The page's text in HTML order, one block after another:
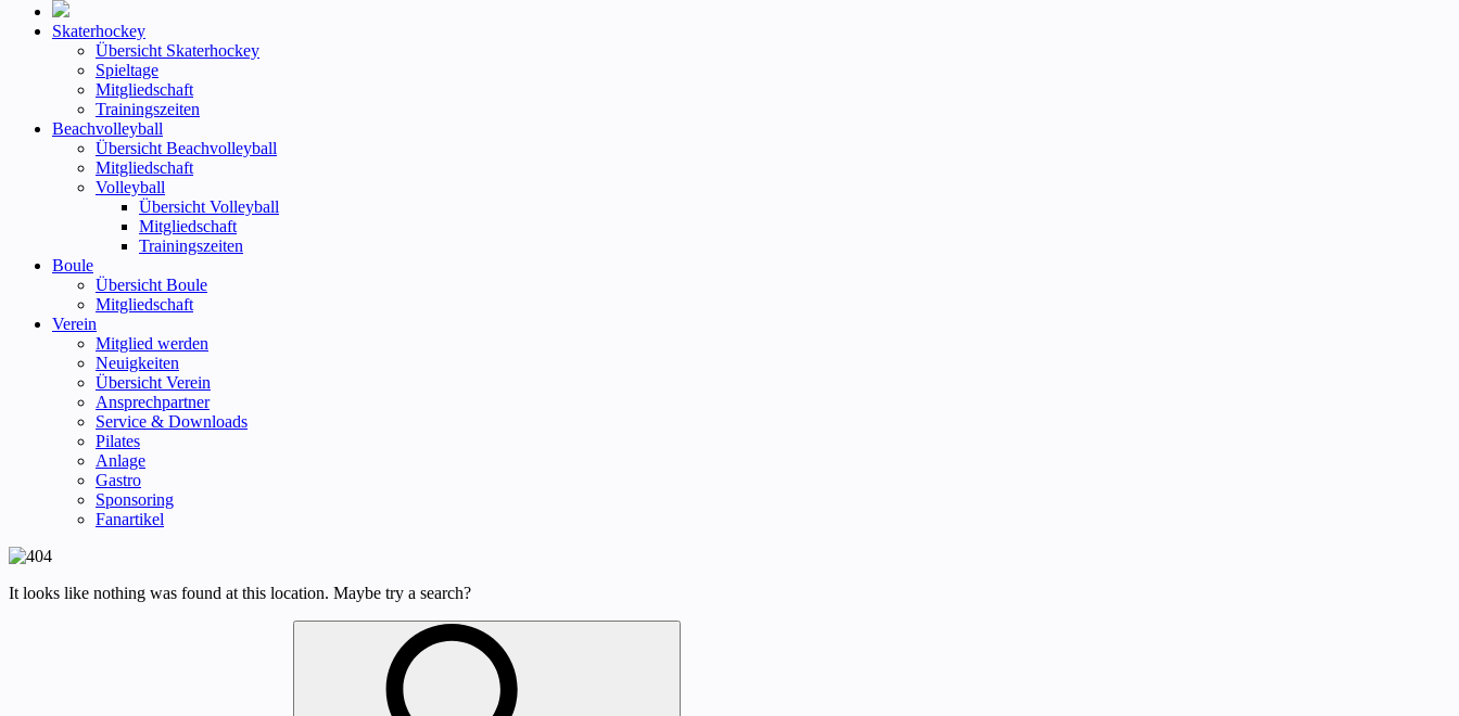
Skaterhockey
Übersicht Skaterhockey
Spieltage
Mitgliedschaft
Trainingszeiten
Beachvolleyball
Übersicht Beachvolleyball
Mitgliedschaft
Volleyball
Übersicht Volleyball
Mitgliedschaft
Trainingszeiten
Boule
Übersicht Boule
Mitgliedschaft
Verein
Mitglied werden
Neuigkeiten
Übersicht Verein
Ansprechpartner
Service & Downloads
Pilates
Anlage
Gastro
Sponsoring
Fanartikel
It looks like nothing was found at this location. Maybe try a search?